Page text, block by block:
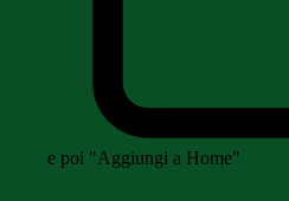
e poi "Aggiungi a Home"